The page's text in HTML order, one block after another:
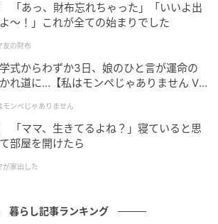
「あっ、財布忘れちゃった」「いいよ出
〜！」これが全ての始まりでした
友の財布
式からわずか3日、娘のひと言が運命の
れ道に…【私はモンペじゃありません Vo
モンペじゃありません
「ママ、生きてるよね？」寝ていると思
部屋を開けたら
が家出した
暮らし記事ランキング